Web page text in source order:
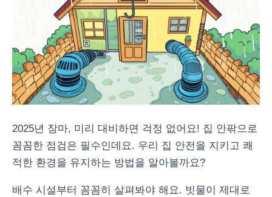
2025년 장마, 미리 대비하면 걱정 없어요! 집 안팎으로
꼼꼼한 점검은 필수인데요. 우리 집 안전을 지키고 쾌
적한 환경을 유지하는 방법을 알아볼까요?
배수 시설부터 꼼꼼히 살펴봐야 해요. 빗물이 제대로